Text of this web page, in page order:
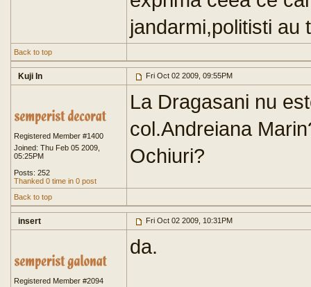
jandarmi,politisti au
Back to top
Kuji In Fri Oct 02 2009, 09:55PM
Registered Member #1400
Joined: Thu Feb 05 2009,
05:25PM
Posts: 252
Thanked 0 time in 0 post
La Dragasani nu
col.Andreiana
Ochiuri?
Back to top
insert Fri Oct 02 2009, 10:31PM
Registered Member #2094
da.